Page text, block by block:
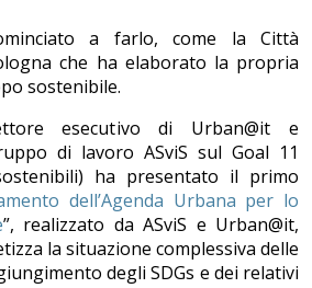
a farlo, come la Città
che ha elaborato la propria
sostenibile.
esecutivo di Urban@it e
di lavoro ASviS sul Goal 11
ha presentato il primo
dell’Agenda Urbana per lo
”, realizzato da ASviS e Urban@it,
la situazione complessiva delle
degli SDGs e dei relativi